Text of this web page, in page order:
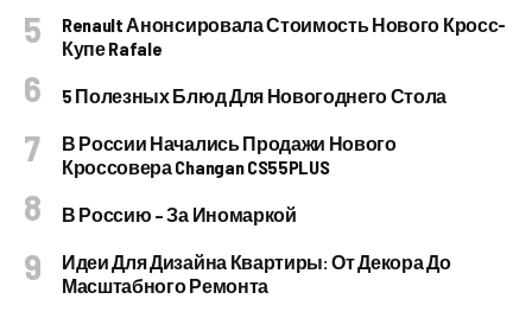
Renault Анонсировала Стоимость Нового Кросс-
Купе Rafale
5 Полезных Блюд Для Новогоднего Стола
В России Начались Продажи Нового
Кроссовера Changan CS55PLUS
В Россию – За Иномаркой
Идеи Для Дизайна Квартиры: От Декора До
Масштабного Ремонта